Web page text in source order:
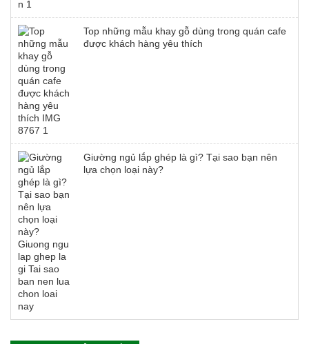
Top những mẫu khay gỗ dùng trong quán cafe
được khách hàng yêu thích
Giường ngủ lắp ghép là gì? Tại sao bạn nên
lựa chọn loại này?